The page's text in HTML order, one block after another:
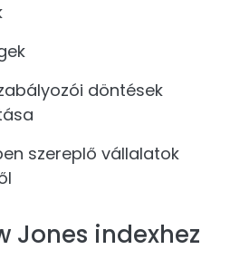
döntések
szereplő vállalatok
Jones indexhez